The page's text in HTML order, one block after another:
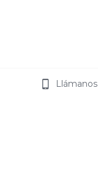
Llámanos